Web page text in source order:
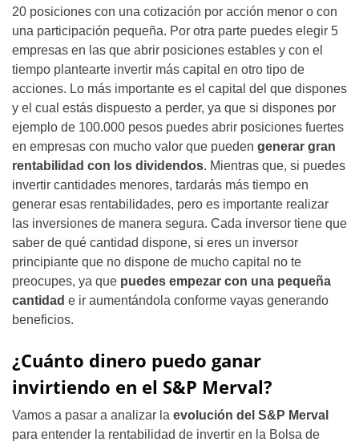
20 posiciones con una cotización por acción menor o con
una participación pequeña. Por otra parte puedes elegir 5
empresas en las que abrir posiciones estables y con el
tiempo plantearte invertir más capital en otro tipo de
acciones. Lo más importante es el capital del que dispones
y el cual estás dispuesto a perder, ya que si dispones por
ejemplo de 100.000 pesos puedes abrir posiciones fuertes
en empresas con mucho valor que pueden generar gran
rentabilidad con los dividendos. Mientras que, si puedes
invertir cantidades menores, tardarás más tiempo en
generar esas rentabilidades, pero es importante realizar
las inversiones de manera segura. Cada inversor tiene que
saber de qué cantidad dispone, si eres un inversor
principiante que no dispone de mucho capital no te
preocupes, ya que puedes empezar con una pequeña
cantidad e ir aumentándola conforme vayas generando
beneficios.
¿Cuánto dinero puedo ganar
invirtiendo en el S&P Merval?
Vamos a pasar a analizar la evolución del S&P Merval
para entender la rentabilidad de invertir en la Bolsa de